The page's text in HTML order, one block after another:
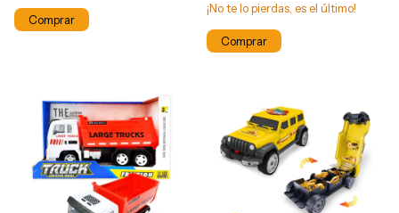
Comprar
¡No te lo pierdas, es el último!